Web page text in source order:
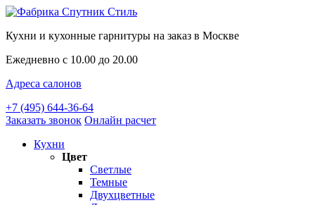
Кухни и кухонные гарнитуры на заказ в Москве
Ежедневно с 10.00 до 20.00
Адреса салонов
+7 (495) 644-36-64
Заказать звонок Онлайн расчет
Кухни
Цвет
Светлые
Темные
Двухцветные